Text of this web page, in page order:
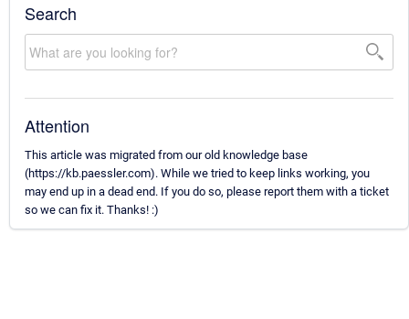
Search
Attention
This article was migrated from our old knowledge base
(https://kb.paessler.com). While we tried to keep links working, you
may end up in a dead end. If you do so, please report them with a ticket
so we can fix it. Thanks! :)